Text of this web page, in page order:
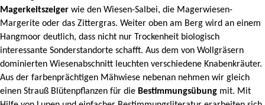
Magerkeitszeiger wie den Wiesen-Salbei, die Magerwiesen-
Margerite oder das Zittergras. Weiter oben am Berg wird an einem
Hangmoor deutlich, dass nicht nur Trockenheit biologisch
interessante Sonderstandorte schafft. Aus dem von Wollgräsern
dominierten Wiesenabschnitt leuchten verschiedene Knabenkräuter.
Aus der farbenprächtigen Mähwiese nebenan nehmen wir gleich
einen Strauß Blütenpflanzen für die Bestimmungsübung mit. Mit